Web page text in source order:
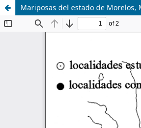
Mariposas del estado de Morelos,